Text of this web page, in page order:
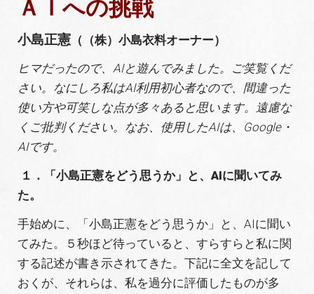
ＡＩへの挑戦
小島正憲 （（株）小島衣料オーナー）
ヒマだったので、AIと遊んでみました。ご笑覧くだ
さい。なにしろ私はAI利用初心者なので、間違った
使い方や可笑しな点が多々あると思います。遠慮な
くご批判ください。なお、使用したAIは、Google・
AIです。
１．「小島正憲をどう思うか」と、AIに聞いてみ
た。
手始めに、「小島正憲をどう思うか」と、AIに聞い
てみた。５秒ほど待っていると、すらすらと私に関
する記述が書き示されてきた。下記に全文を記して
おくが、それらは、私を過分に評価したものが多